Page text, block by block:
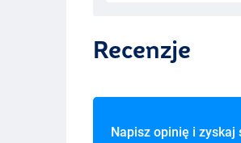
Recenzje
Napisz opinię i